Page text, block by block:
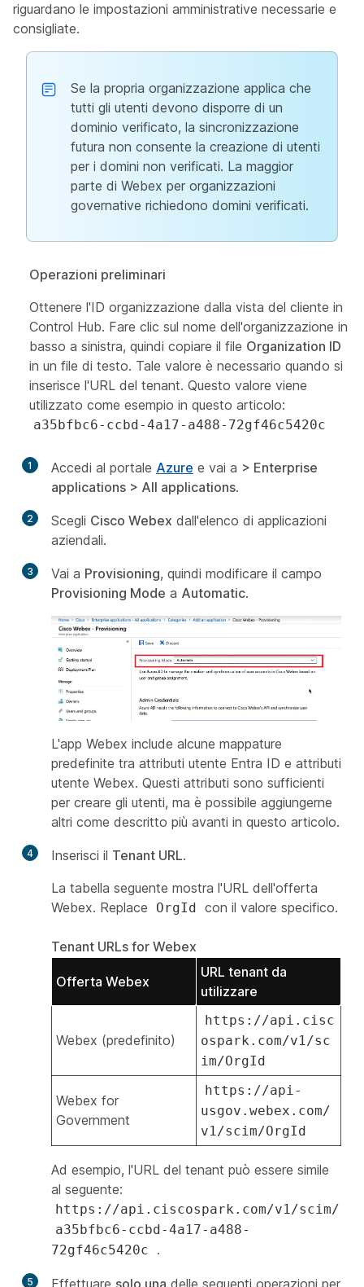
riguardano le impostazioni amministrative necessarie e
consigliate.
Se la propria organizzazione applica che
tutti gli utenti devono disporre di un
dominio verificato, la sincronizzazione
futura non consente la creazione di utenti
per i domini non verificati. La maggior
parte di Webex per organizzazioni
governative richiedono domini verificati.
Operazioni preliminari
Ottenere l'ID organizzazione dalla vista del cliente in
Control Hub. Fare clic sul nome dell'organizzazione in
basso a sinistra, quindi copiare il file Organization ID
in un file di testo. Tale valore è necessario quando si
inserisce l'URL del tenant. Questo valore viene
utilizzato come esempio in questo articolo:
a35bfbc6-ccbd-4a17-a488-72gf46c5420c
1 Accedi al portale Azure e vai a > Enterprise
applications > All applications.
2 Scegli Cisco Webex dall'elenco di applicazioni
aziendali.
3 Vai a Provisioning, quindi modificare il campo
Provisioning Mode a Automatic.
L'app Webex include alcune mappature
predefinite tra attributi utente Entra ID e attributi
utente Webex. Questi attributi sono sufficienti
per creare gli utenti, ma è possibile aggiungerne
altri come descritto più avanti in questo articolo.
4 Inserisci il Tenant URL.
La tabella seguente mostra l'URL dell'offerta
Webex. Replace
OrgId con il valore specifico.
Tenant URLs for Webex
Offerta Webex
URL tenant da
utilizzare
Webex (predefinito)
https://api.cisc
ospark.com/v1/sc
im/OrgId
Webex for
Government
https://api-
usgov.webex.com/
v1/scim/OrgId
Ad esempio, l'URL del tenant può essere simile
al seguente:
https://api.ciscospark.com/v1/scim/
a35bfbc6-ccbd-4a17-a488-
72gf46c5420c
.
5 Effettuare solo una delle seguenti operazioni per